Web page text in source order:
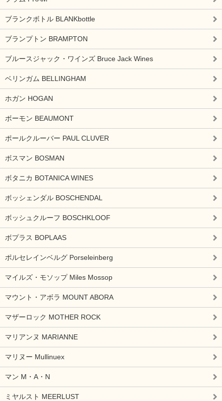
ブランクボトル BLANKbottle
ブランプトン BRAMPTON
ブルースジャック・ワインズ Bruce Jack Wines
ベリンガム BELLINGHAM
ホガン HOGAN
ボーモン BEAUMONT
ポールクルーバー PAUL CLUVER
ボスマン BOSMAN
ボタニカ BOTANICA WINES
ボッシェンダル BOSCHENDAL
ボッシュクルーフ BOSCHKLOOF
ボプラス BOPLAAS
ポルセレインベルグ Porseleinberg
マイルズ・モソップ Miles Mossop
マウント・アボラ MOUNT ABORA
マザーロック MOTHER ROCK
マリアンヌ MARIANNE
マリヌー Mullinuex
マン M・A・N
ミヤルスト MEERLUST